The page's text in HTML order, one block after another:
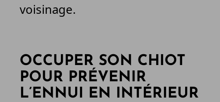
voisinage.
OCCUPER SON CHIOT
POUR PRÉVENIR
L’ENNUI EN INTÉRIEUR